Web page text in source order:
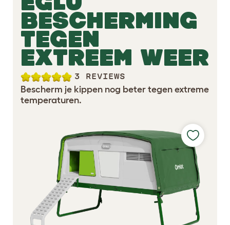
BESCHERMING
TEGEN
EXTREEM WEER
3 REVIEWS
Bescherm je kippen nog beter tegen extreme
temperaturen.